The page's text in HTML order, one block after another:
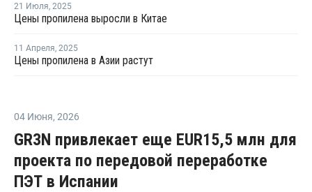
21 Июля, 2025
Цены пропилена выросли в Китае
11 Апреля, 2025
Цены пропилена в Азии растут
04 Июня, 2026
GR3N привлекает еще EUR15,5 млн для
проекта по передовой переработке
ПЭТ в Испании